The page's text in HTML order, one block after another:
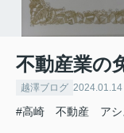
不動産業の
越澤ブログ 2024.01.14
#高崎 不動産 アシ